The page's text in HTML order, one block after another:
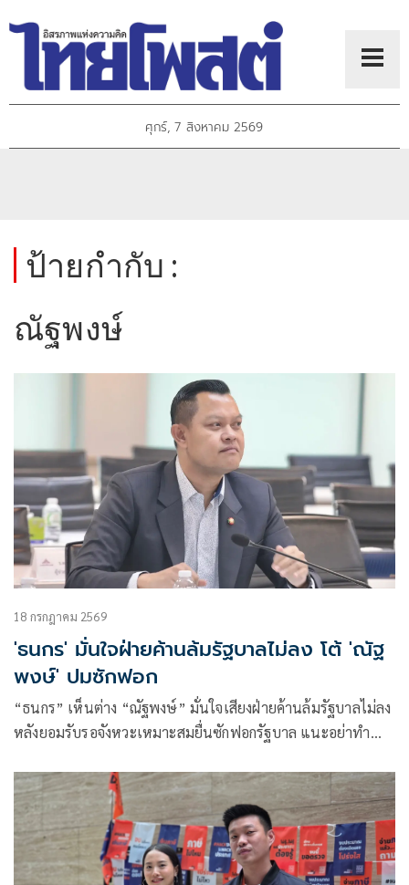
ศุกร์, 7 สิงหาคม 2569
ป้ายกำกับ :
ณัฐพงษ์
18 กรกฎาคม 2569
'ธนกร' มั่นใจฝ่ายค้านล้มรัฐบาลไม่ลง โต้ 'ณัฐ
พงษ์' ปมซักฟอก
“ธนกร” เห็นต่าง “ณัฐพงษ์” มั่นใจเสียงฝ่ายค้านล้มรัฐบาลไม่ลง
หลังยอมรับรอจังหวะเหมาะสมยื่นซักฟอกรัฐบาล แนะอย่าทำ
กัน